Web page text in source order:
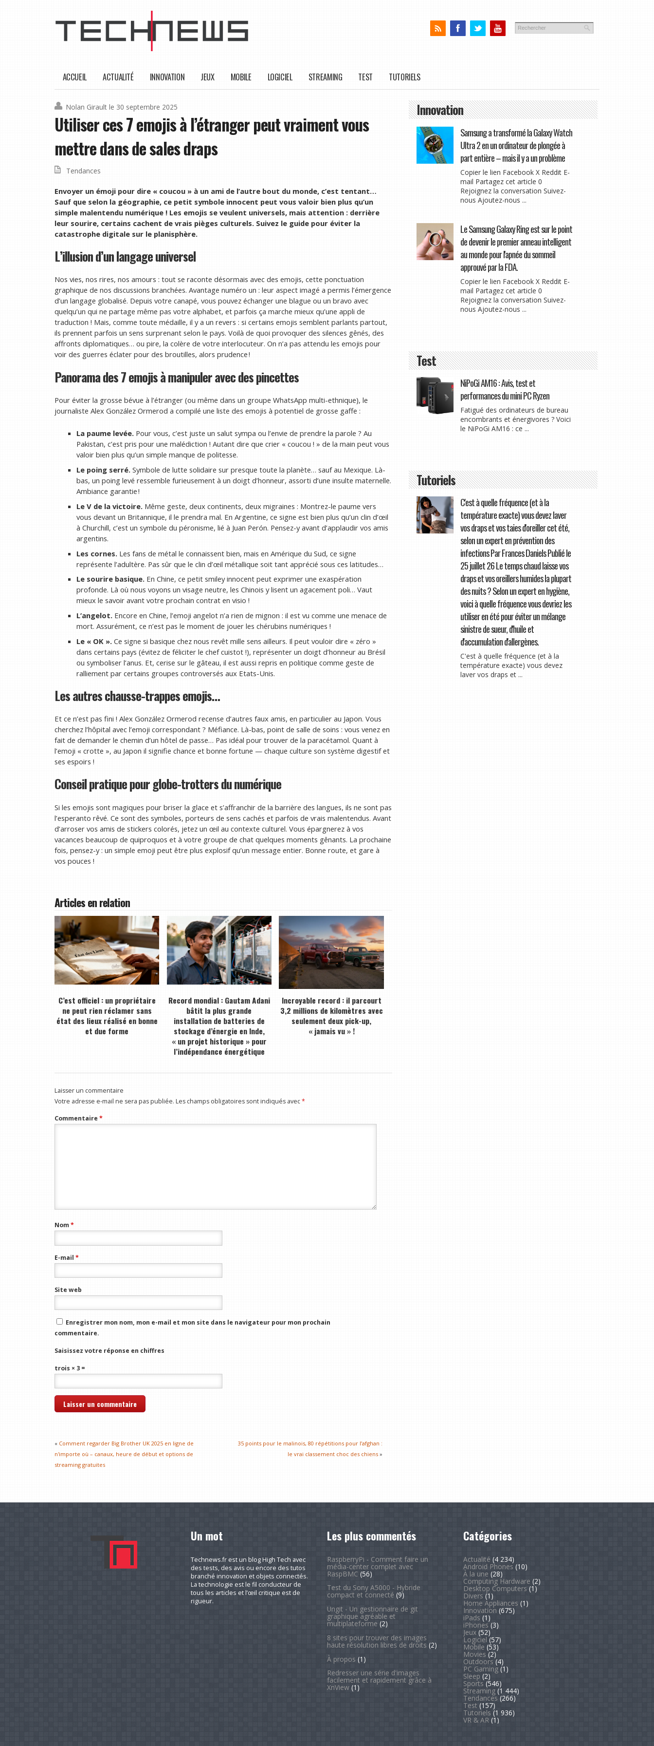
ACCUEIL ACTUALITÉ INNOVATION JEUX MOBILE LOGICIEL STREAMING TEST TUTORIELS
Nolan Girault le 30 septembre 2025
Utiliser ces 7 emojis à l’étranger peut vraiment vous
mettre dans de sales draps
Tendances
Envoyer un émoji pour dire « coucou » à un ami de l’autre bout du monde, c’est tentant…
Sauf que selon la géographie, ce petit symbole innocent peut vous valoir bien plus qu’un
simple malentendu numérique ! Les emojis se veulent universels, mais attention : derrière
leur sourire, certains cachent de vrais pièges culturels. Suivez le guide pour éviter la
catastrophe digitale sur le planisphère.
L’illusion d’un langage universel
Nos vies, nos rires, nos amours : tout se raconte désormais avec des emojis, cette ponctuation
graphique de nos discussions branchées. Avantage numéro un : leur aspect imagé a permis l’émergence
d’un langage globalisé. Depuis votre canapé, vous pouvez échanger une blague ou un bravo avec
quelqu’un qui ne partage même pas votre alphabet, et parfois ça marche mieux qu’une appli de
traduction ! Mais, comme toute médaille, il y a un revers : si certains emojis semblent parlants partout,
ils prennent parfois un sens surprenant selon le pays. Voilà de quoi provoquer des silences gênés, des
affronts diplomatiques… ou pire, la colère de votre interlocuteur. On n’a pas attendu les emojis pour
voir des guerres éclater pour des broutilles, alors prudence !
Panorama des 7 emojis à manipuler avec des pincettes
Pour éviter la grosse bévue à l’étranger (ou même dans un groupe WhatsApp multi-ethnique), le
journaliste Alex González Ormerod a compilé une liste des emojis à potentiel de grosse gaffe :
La paume levée.Pour vous, c’est juste un salut sympa ou l’envie de prendre la parole ? Au
Pakistan, c’est pris pour une malédiction ! Autant dire que crier « coucou ! » de la main peut vous
valoir bien plus qu’un simple manque de politesse.
Le poing serré.Symbole de lutte solidaire sur presque toute la planète… sauf au Mexique. Là-
bas, un poing levé ressemble furieusement à un doigt d’honneur, assorti d’une insulte maternelle.
Ambiance garantie !
Le V de la victoire.Même geste, deux continents, deux migraines : Montrez-le paume vers
vous devant un Britannique, il le prendra mal. En Argentine, ce signe est bien plus qu’un clin d’œil
à Churchill, c’est un symbole du péronisme, lié à Juan Perón. Pensez-y avant d’applaudir vos amis
argentins.
Les cornes.Les fans de métal le connaissent bien, mais en Amérique du Sud, ce signe
représente l’adultère. Pas sûr que le clin d’œil métallique soit tant apprécié sous ces latitudes…
Le sourire basique.En Chine, ce petit smiley innocent peut exprimer une exaspération
profonde. Là où nous voyons un visage neutre, les Chinois y lisent un agacement poli… Vaut
mieux le savoir avant votre prochain contrat en visio !
L’angelot.Encore en Chine, l’emoji angelot n’a rien de mignon : il est vu comme une menace de
mort. Assurément, ce n’est pas le moment de jouer les chérubins numériques !
Le « OK ».Ce signe si basique chez nous revêt mille sens ailleurs. Il peut vouloir dire « zéro »
dans certains pays (évitez de féliciter le chef cuistot !), représenter un doigt d’honneur au Brésil
ou symboliser l’anus. Et, cerise sur le gâteau, il est aussi repris en politique comme geste de
ralliement par certains groupes controversés aux Etats-Unis.
Les autres chausse-trappes emojis…
Et ce n’est pas fini ! Alex González Ormerod recense d’autres faux amis, en particulier au Japon. Vous
cherchez l’hôpital avec l’emoji correspondant ? Méfiance. Là-bas, point de salle de soins : vous venez en
fait de demander le chemin d’un hôtel de passe… Pas idéal pour trouver de la paracétamol. Quant à
l’emoji « crotte », au Japon il signifie chance et bonne fortune — chaque culture son système digestif et
ses espoirs !
Conseil pratique pour globe-trotters du numérique
Si les emojis sont magiques pour briser la glace et s’affranchir de la barrière des langues, ils ne sont pas
l’esperanto rêvé. Ce sont des symboles, porteurs de sens cachés et parfois de vrais malentendus. Avant
d’arroser vos amis de stickers colorés, jetez un œil au contexte culturel. Vous épargnerez à vos
vacances beaucoup de quiproquos et à votre groupe de chat quelques moments gênants. La prochaine
fois, pensez-y : un simple emoji peut être plus explosif qu’un message entier. Bonne route, et gare à
vos pouces !
Articles en relation
C’est officiel : un propriétaire
ne peut rien réclamer sans
état des lieux réalisé en bonne
et due forme
Record mondial : Gautam Adani
bâtit la plus grande
installation de batteries de
stockage d’énergie en Inde,
« un projet historique » pour
l’indépendance énergétique
Incroyable record : il parcourt
3,2 millions de kilomètres avec
seulement deux pick-up,
« jamais vu » !
Laisser un commentaire
Votre adresse e-mail ne sera pas publiée. Les champs obligatoires sont indiqués avec*
Commentaire *
Nom*
E-mail *
Site web
Enregistrer mon nom, mon e-mail et mon site dans le navigateur pour mon prochain
commentaire.
Saisissez votre réponse en chiffres
trois × 3 =
« Comment regarder Big Brother UK 2025 en ligne de
n'importe où – canaux, heure de début et options de
streaming gratuites
35 points pour le malinois, 80 répétitions pour l’afghan :
le vrai classement choc des chiens»
Innovation
Samsung a transformé la Galaxy Watch
Ultra 2 en un ordinateur de plongée à
part entière – mais il y a un problème
Copier le lien Facebook X Reddit E-
mail Partagez cet article 0
Rejoignez la conversation Suivez-
nous Ajoutez-nous ...
Le Samsung Galaxy Ring est sur le point
de devenir le premier anneau intelligent
au monde pour l'apnée du sommeil
approuvé par la FDA.
Copier le lien Facebook X Reddit E-
mail Partagez cet article 0
Rejoignez la conversation Suivez-
nous Ajoutez-nous ...
Test
NiPoGi AM16 : Avis, test et
performances du mini PC Ryzen
Fatigué des ordinateurs de bureau
encombrants et énergivores ? Voici
le NiPoGi AM16 : ce ...
Tutoriels
C'est à quelle fréquence (et à la
température exacte) vous devez laver
vos draps et vos taies d'oreiller cet été,
selon un expert en prévention des
infections Par Frances Daniels Publié le
25 juillet 26 Le temps chaud laisse vos
draps et vos oreillers humides la plupart
des nuits ? Selon un expert en hygiène,
voici à quelle fréquence vous devriez les
utiliser en été pour éviter un mélange
sinistre de sueur, d'huile et
d'accumulation d'allergènes.
C'est à quelle fréquence (et à la
température exacte) vous devez
laver vos draps et ...
Un mot
Technews.fr est un blog High Tech avec
des tests, des avis ou encore des tutos
branché innovation et objets connectés.
La technologie est le fil conducteur de
tous les articles et l’œil critique est de
rigueur.
Les plus commentés
RaspberryPi - Comment faire un
média-center complet avec
RaspBMC (56)
Test du Sony A5000 - Hybride
compact et connecté (9)
Ungit - Un gestionnaire de git
graphique agréable et
multiplateforme (2)
8 sites pour trouver des images
haute résolution libres de droits (2)
À propos (1)
Redresser une série d'images
facilement et rapidement grâce à
XnView(1)
Catégories
Actualité (4 234)
Android Phones(10)
À la une (28)
Computing Hardware (2)
Desktop Computers (1)
Divers (1)
Home Appliances (1)
Innovation (675)
iPads (1)
iPhones(3)
Jeux(52)
Logiciel (57)
Mobile (53)
Movies (2)
Outdoors(4)
PC Gaming(1)
Sleep (2)
Sports(546)
Streaming(1 444)
Tendances(266)
Test (157)
Tutoriels (1 936)
VR & AR (1)